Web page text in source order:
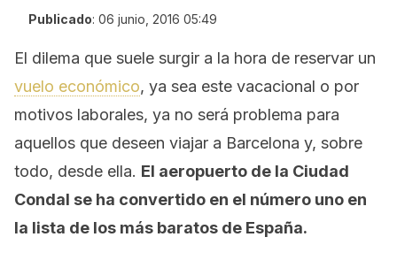
Publicado: 06 junio, 2016 05:49
El dilema que suele surgir a la hora de reservar un
vuelo económico, ya sea este vacacional o por
motivos laborales, ya no será problema para
aquellos que deseen viajar a Barcelona y, sobre
todo, desde ella. El aeropuerto de la Ciudad
Condal se ha convertido en el número uno en
la lista de los más baratos de España.